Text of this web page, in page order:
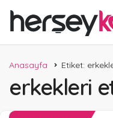
Anasayfa Etiket:
erkekleri